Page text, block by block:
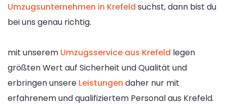
Umzugsunternehmen in Krefeld suchst, dann bist du
bei uns genau richtig.
mit unserem Umzugsservice aus Krefeld legen
größten Wert auf Sicherheit und Qualität und
erbringen unsere Leistungen daher nur mit
erfahrenem und qualifiziertem Personal aus Krefeld.